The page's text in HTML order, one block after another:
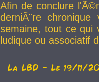
Afin de conclure
derniÃ¨re
semaine, tout ce qui
ludique ou associatif
La LBD - Le 19/11/